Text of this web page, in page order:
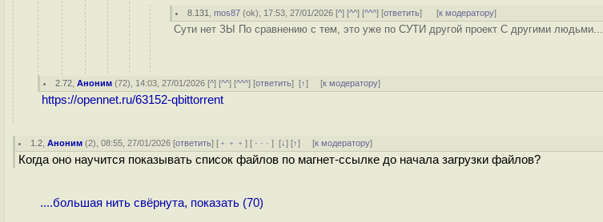
8.131 ,mos87 (ok), 17:53, 27/01/2026 [^] [^^] [^^^] [ответить] [к модератору]
Сути нет ЗЫ По сравнению с тем, это уже по СУТИ другой проект С другими людьми...
2.72 ,Аноним (72), 14:03, 27/01/2026 [^] [^^] [^^^] [ответить][↑] [к модератору]
https://opennet.ru/63152-qbittorrent
1.2 ,Аноним (2), 08:55, 27/01/2026 [ответить] [ ﹢﹢﹢] [ · · ·][↓] [↑] [к модератору]
Когда оно научится показывать список файлов по магнет-ссылке до начала загрузки файлов?
....большая нить свёрнута, показать (70)